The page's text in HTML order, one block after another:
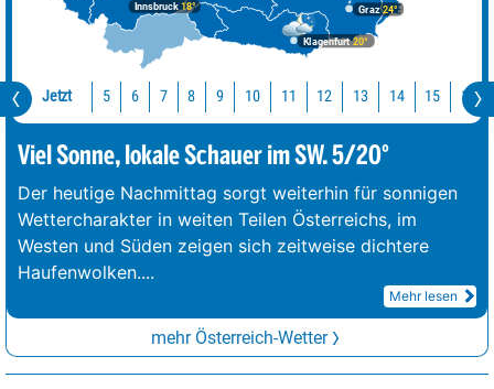
Graz24°
Innsbruck18°
Klagenfurt20°
Jetzt 5 6 7 8 9 10 11 12 13 14 15 16
Viel Sonne, lokale Schauer im SW. 5/20°
Der heutige Nachmittag sorgt weiterhin für sonnigen
Wettercharakter in weiten Teilen Österreichs, im
Westen und Süden zeigen sich zeitweise dichtere
Haufenwolken....
Mehr lesen
mehr Österreich-Wetter